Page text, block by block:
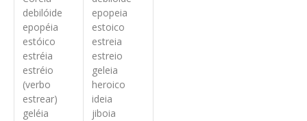
debilóide
epopéia
estóico
estréia
estréio
(verbo
estrear)
geléia
epopeia
estoico
estreia
estreio
geleia
heroico
ideia
jiboia